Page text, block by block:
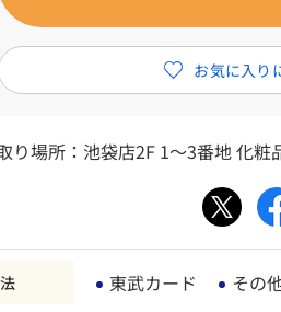
り場所： 池袋店2F 1～3番地 化粧
東武カード その